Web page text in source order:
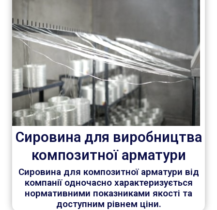
Сировина для виробництва
композитної арматури
Сировина для композитної арматури від
компанії одночасно характеризується
нормативними показниками якості та
доступним рівнем ціни.